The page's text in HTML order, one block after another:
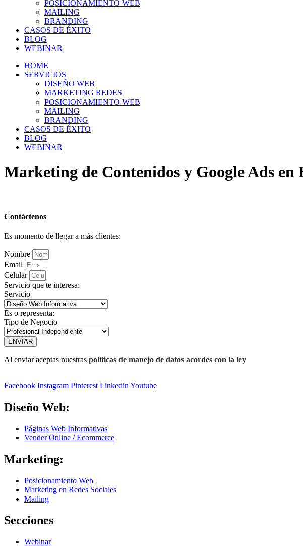
POSICIONAMIENTO WEB
MAILING
BRANDING
CASOS DE ÉXITO
BLOG
WEBINAR
HOME
SERVICIOS
DISEÑO WEB
MARKETING REDES
POSICIONAMIENTO WEB
MAILING
BRANDING
CASOS DE ÉXITO
BLOG
WEBINAR
Marketing de Contenidos y Google Ads en
Contáctenos
Es momento de llegar a más clientes:
Nombre
Email
Celular
Servicio que te interesa:
Servicio
Es o representa:
Tipo de Negocio
ENVIAR
Al enviar aceptas nuestras políticas de manejo de datos acordes con la ley
Facebook Instagram Pinterest LinkedinYoutube
Diseño Web:
Páginas Web Informativas
Vender Online / Ecommerce
Marketing:
Posicionamiento Web
Marketing en Redes Sociales
Mailing
Secciones
Webinar